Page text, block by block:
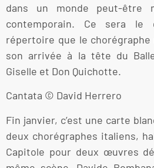
dans un monde peut-être
contemporain. Ce sera le
répertoire que le
son arrivée à la tête du
Giselle et Don Quichotte.
Cantata © David Herrero
Fin janvier, c’est une carte
deux chorégraphes italiens,
Capitole pour deux œuvres